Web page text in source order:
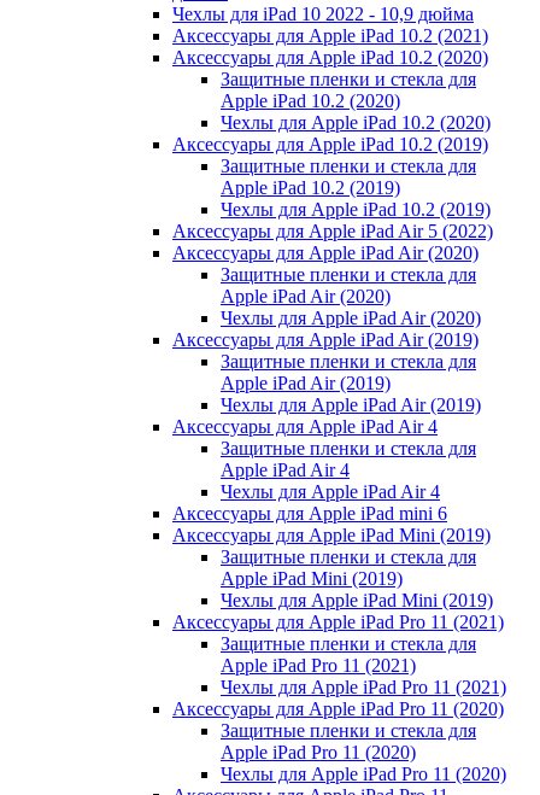
Чехлы для iPad 10 2022 - 10,9 дюйма
Аксессуары для Apple iPad 10.2 (2021)
Аксессуары для Apple iPad 10.2 (2020)
Защитные пленки и стекла для
Apple iPad 10.2 (2020)
Чехлы для Apple iPad 10.2 (2020)
Аксессуары для Apple iPad 10.2 (2019)
Защитные пленки и стекла для
Apple iPad 10.2 (2019)
Чехлы для Apple iPad 10.2 (2019)
Аксессуары для Apple iPad Air 5 (2022)
Аксессуары для Apple iPad Air (2020)
Защитные пленки и стекла для
Apple iPad Air (2020)
Чехлы для Apple iPad Air (2020)
Аксессуары для Apple iPad Air (2019)
Защитные пленки и стекла для
Apple iPad Air (2019)
Чехлы для Apple iPad Air (2019)
Аксессуары для Apple iPad Air 4
Защитные пленки и стекла для
Apple iPad Air 4
Чехлы для Apple iPad Air 4
Аксессуары для Apple iPad mini 6
Аксессуары для Apple iPad Mini (2019)
Защитные пленки и стекла для
Apple iPad Mini (2019)
Чехлы для Apple iPad Mini (2019)
Аксессуары для Apple iPad Pro 11 (2021)
Защитные пленки и стекла для
Apple iPad Pro 11 (2021)
Чехлы для Apple iPad Pro 11 (2021)
Аксессуары для Apple iPad Pro 11 (2020)
Защитные пленки и стекла для
Apple iPad Pro 11 (2020)
Чехлы для Apple iPad Pro 11 (2020)